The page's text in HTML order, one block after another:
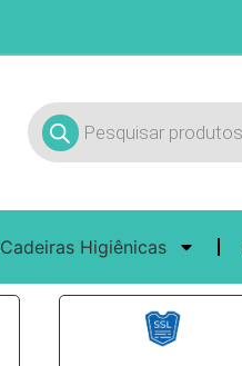
Cadeiras Higiênicas